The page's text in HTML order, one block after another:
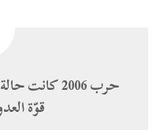
حرب 2006
قوّة